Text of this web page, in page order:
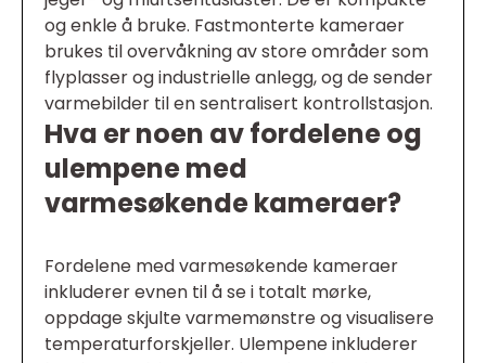
og enkle å bruke. Fastmonterte kameraer
brukes til overvåkning av store områder som
flyplasser og industrielle anlegg, og de sender
varmebilder til en sentralisert kontrollstasjon.
Hva er noen av fordelene og
ulempene med
varmesøkende kameraer?
Fordelene med varmesøkende kameraer
inkluderer evnen til å se i totalt mørke,
oppdage skjulte varmemønstre og visualisere
temperaturforskjeller. Ulempene inkluderer